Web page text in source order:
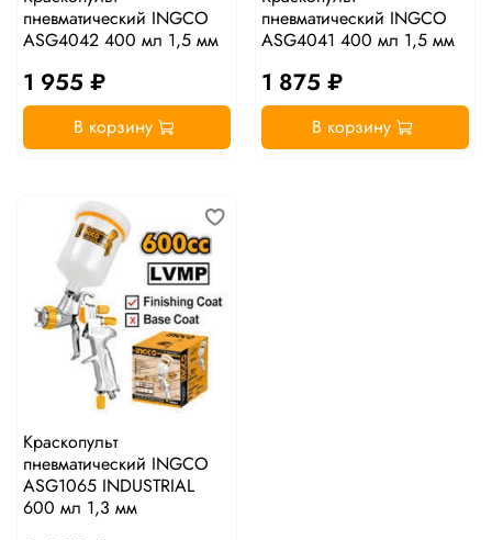
пневматический INGCO
ASG4042 400 мл 1,5 мм
1 955 ₽
В корзину
пневматический INGCO
ASG4041 400 мл 1,5 мм
1 875 ₽
В корзину
Краскопульт
пневматический INGCO
ASG1065 INDUSTRIAL
600 мл 1,3 мм